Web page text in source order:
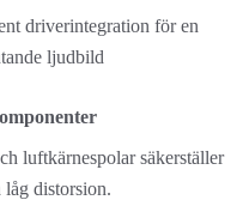
driverintegration för en
ljudbild
luftkärnespolar säkerställer
låg distorsion.